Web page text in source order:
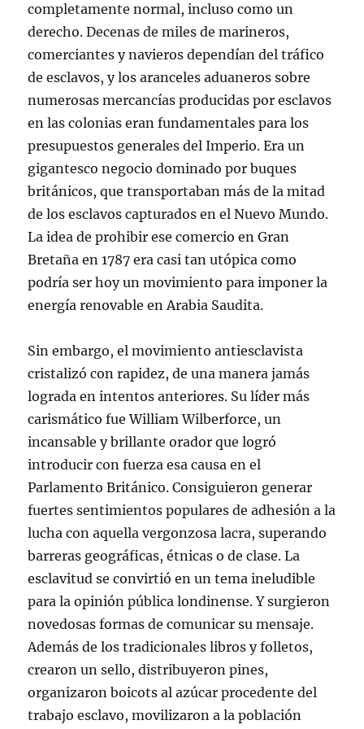
completamente normal, incluso como un
derecho. Decenas de miles de marineros,
comerciantes y navieros dependían del tráfico
de esclavos, y los aranceles aduaneros sobre
numerosas mercancías producidas por esclavos
en las colonias eran fundamentales para los
presupuestos generales del Imperio. Era un
gigantesco negocio dominado por buques
británicos, que transportaban más de la mitad
de los esclavos capturados en el Nuevo Mundo.
La idea de prohibir ese comercio en Gran
Bretaña en 1787 era casi tan utópica como
podría ser hoy un movimiento para imponer la
energía renovable en Arabia Saudita.
Sin embargo, el movimiento antiesclavista
cristalizó con rapidez, de una manera jamás
lograda en intentos anteriores. Su líder más
carismático fue William Wilberforce, un
incansable y brillante orador que logró
introducir con fuerza esa causa en el
Parlamento Británico. Consiguieron generar
fuertes sentimientos populares de adhesión a la
lucha con aquella vergonzosa lacra, superando
barreras geográficas, étnicas o de clase. La
esclavitud se convirtió en un tema ineludible
para la opinión pública londinense. Y surgieron
novedosas formas de comunicar su mensaje.
Además de los tradicionales libros y folletos,
crearon un sello, distribuyeron pines,
organizaron boicots al azúcar procedente del
trabajo esclavo, movilizaron a la población